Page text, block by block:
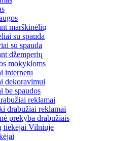
marškinėlių
su spauda
su spauda
džemperių
mokykloms
internetu
dekoravimui
be spaudos
reklamai
drabužiai reklamai
prekyba drabužiais
tiekėjai Vilniuje